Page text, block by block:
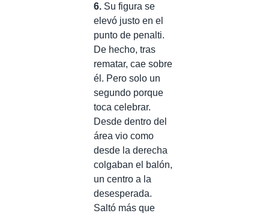
6. Su figura se
elevó justo en el
punto de penalti.
De hecho, tras
rematar, cae sobre
él. Pero solo un
segundo porque
toca celebrar.
Desde dentro del
área vio como
desde la derecha
colgaban el balón,
un centro a la
desesperada.
Saltó más que